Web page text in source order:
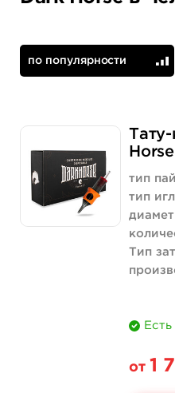
по популярности
тип
тип игл
Тип
от 1